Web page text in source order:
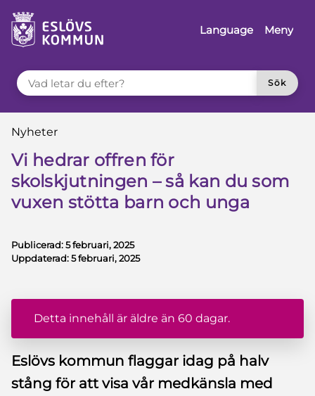
till innehåll
Language
Meny
VAD LETAR DU EFTER?
Sök
Du är här:
Nyheter
Vi hedrar offren för
skolskjutningen – så kan du som
vuxen stötta barn och unga
Publicerad:5 februari, 2025
Uppdaterad:5 februari, 2025
Detta innehåll är äldre än 60 dagar.
Eslövs kommun flaggar idag på halv
stång för att visa vår medkänsla med